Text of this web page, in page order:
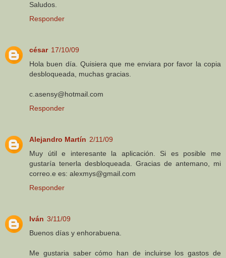
Saludos.
Responder
césar 17/10/09
Hola buen día. Quisiera que me enviara por favor la copia
desbloqueada, muchas gracias.
c.asensy@hotmail.com
Responder
Alejandro Martín 2/11/09
Muy útil e interesante la aplicación. Si es posible me
gustaría tenerla desbloqueada. Gracias de antemano, mi
correo.e es: alexmys@gmail.com
Responder
Iván 3/11/09
Buenos días y enhorabuena.
Me gustaria saber cómo han de incluirse los gastos de